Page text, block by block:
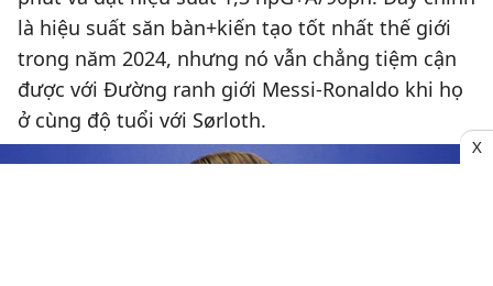
là hiệu suất săn bàn+kiến tạo tốt nhất thế giới
trong năm 2024, nhưng nó vẫn chẳng tiệm cận
được với Đường ranh giới Messi-Ronaldo khi họ
ở cùng độ tuổi với Sørloth.
X